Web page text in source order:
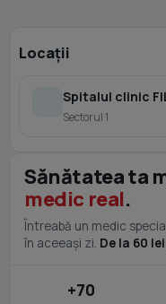
Locații
Spitalul clinic
Sectorul 1
Sănătatea ta
medic real.
Întreabă un medic
în aceeași zi. De la 60
+70